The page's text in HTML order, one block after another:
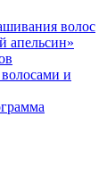
волос
апельсин»
и